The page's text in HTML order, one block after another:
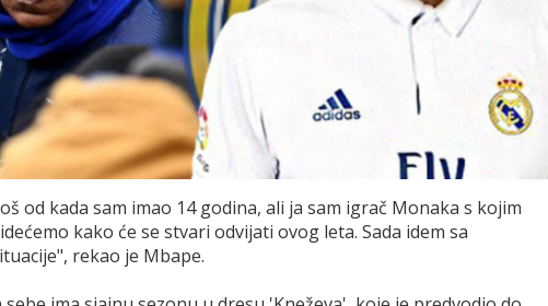
od kada sam imao 14 godina, ali ja sam igrač Monaka s kojim
kako će se stvari odvijati ovog leta. Sada idem sa
rekao je Mbape.